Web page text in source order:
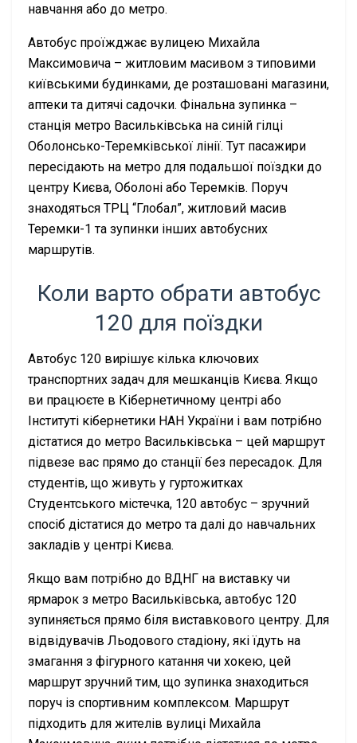
навчання або до метро.
Автобус проїжджає вулицею Михайла
Максимовича – житловим масивом з типовими
київськими будинками, де розташовані магазини,
аптеки та дитячі садочки. Фінальна зупинка –
станція метро Васильківська на синій гілці
Оболонсько-Теремківської лінії. Тут пасажири
пересідають на метро для подальшої поїздки до
центру Києва, Оболоні або Теремків. Поруч
знаходяться ТРЦ “Глобал”, житловий масив
Теремки-1 та зупинки інших автобусних
маршрутів.
Коли варто обрати автобус
120 для поїздки
Автобус 120 вирішує кілька ключових
транспортних задач для мешканців Києва. Якщо
ви працюєте в Кібернетичному центрі або
Інституті кібернетики НАН України і вам потрібно
дістатися до метро Васильківська – цей маршрут
підвезе вас прямо до станції без пересадок. Для
студентів, що живуть у гуртожитках
Студентського містечка, 120 автобус – зручний
спосіб дістатися до метро та далі до навчальних
закладів у центрі Києва.
Якщо вам потрібно до ВДНГ на виставку чи
ярмарок з метро Васильківська, автобус 120
зупиняється прямо біля виставкового центру. Для
відвідувачів Льодового стадіону, які їдуть на
змагання з фігурного катання чи хокею, цей
маршрут зручний тим, що зупинка знаходиться
поруч із спортивним комплексом. Маршрут
підходить для жителів вулиці Михайла